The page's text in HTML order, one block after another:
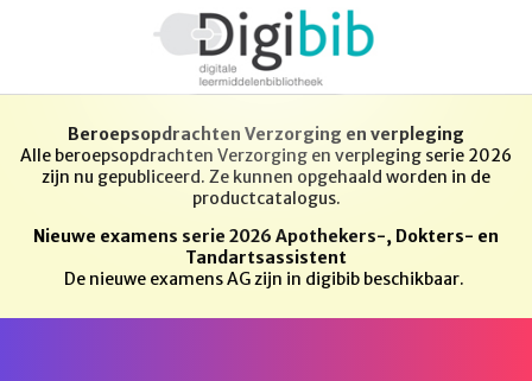
Beroepsopdrachten Verzorging en verpleging
Alle beroepsopdrachten Verzorging en verpleging serie 2026
zijn nu gepubliceerd. Ze kunnen opgehaald worden in de
productcatalogus.
Nieuwe examens serie 2026 Apothekers-, Dokters- en
Tandartsassistent
De nieuwe examens AG zijn in digibib beschikbaar.